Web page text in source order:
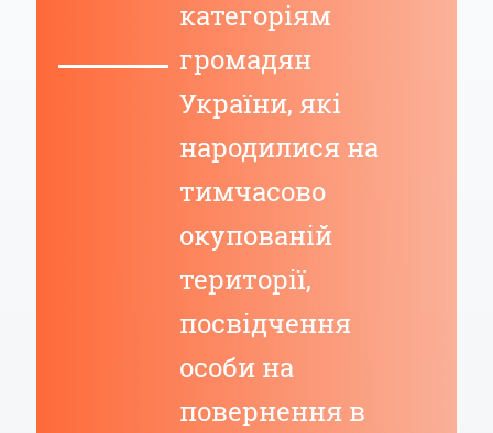
категоріям
громадян
України, які
народилися на
тимчасово
окупованій
території,
посвідчення
особи на
повернення в